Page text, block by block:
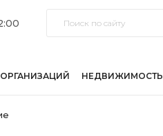
НЕДВИЖИМОСТЬ